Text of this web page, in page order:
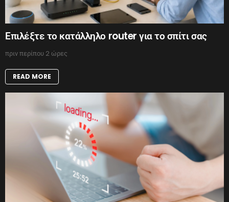
Επιλέξτε το κατάλληλο router για το σπίτι σας
πριν περίπου 2 ώρες
READ MORE